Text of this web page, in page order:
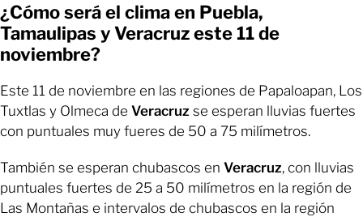
¿Cómo será el clima en Puebla,
Tamaulipas y Veracruz este 11 de
noviembre?
Este 11 de noviembre en las regiones de Papaloapan, Los
Tuxtlas y Olmeca de Veracruz se esperan lluvias fuertes
con puntuales muy fueres de 50 a 75 milímetros.
También se esperan chubascos en Veracruz, con lluvias
puntuales fuertes de 25 a 50 milímetros en la región de
Las Montañas e intervalos de chubascos en la región